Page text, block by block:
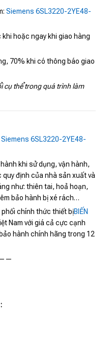
Siemens 6SL3220-2YE48-
hoặc ngay khi giao hàng
70% khi có thông báo giao
cụ thể trong quá trình làm
Siemens 6SL3220-2YE48-
khi sử dụng, vận hành,
định của nhà sản xuất và
như: thiên tai, hoả hoạn,
bảo hành bị xé rách…
phối chính thức thiết bịBIẾN
Nam với giá cả cực cạnh
hành chính hãng trong 12